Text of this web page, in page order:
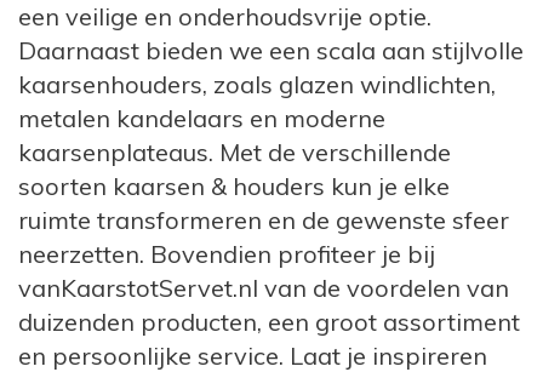
een veilige en onderhoudsvrije optie.
Daarnaast bieden we een scala aan stijlvolle
kaarsenhouders, zoals glazen windlichten,
metalen kandelaars en moderne
kaarsenplateaus. Met de verschillende
soorten kaarsen & houders kun je elke
ruimte transformeren en de gewenste sfeer
neerzetten. Bovendien profiteer je bij
vanKaarstotServet.nl van de voordelen van
duizenden producten, een groot assortiment
en persoonlijke service. Laat je inspireren